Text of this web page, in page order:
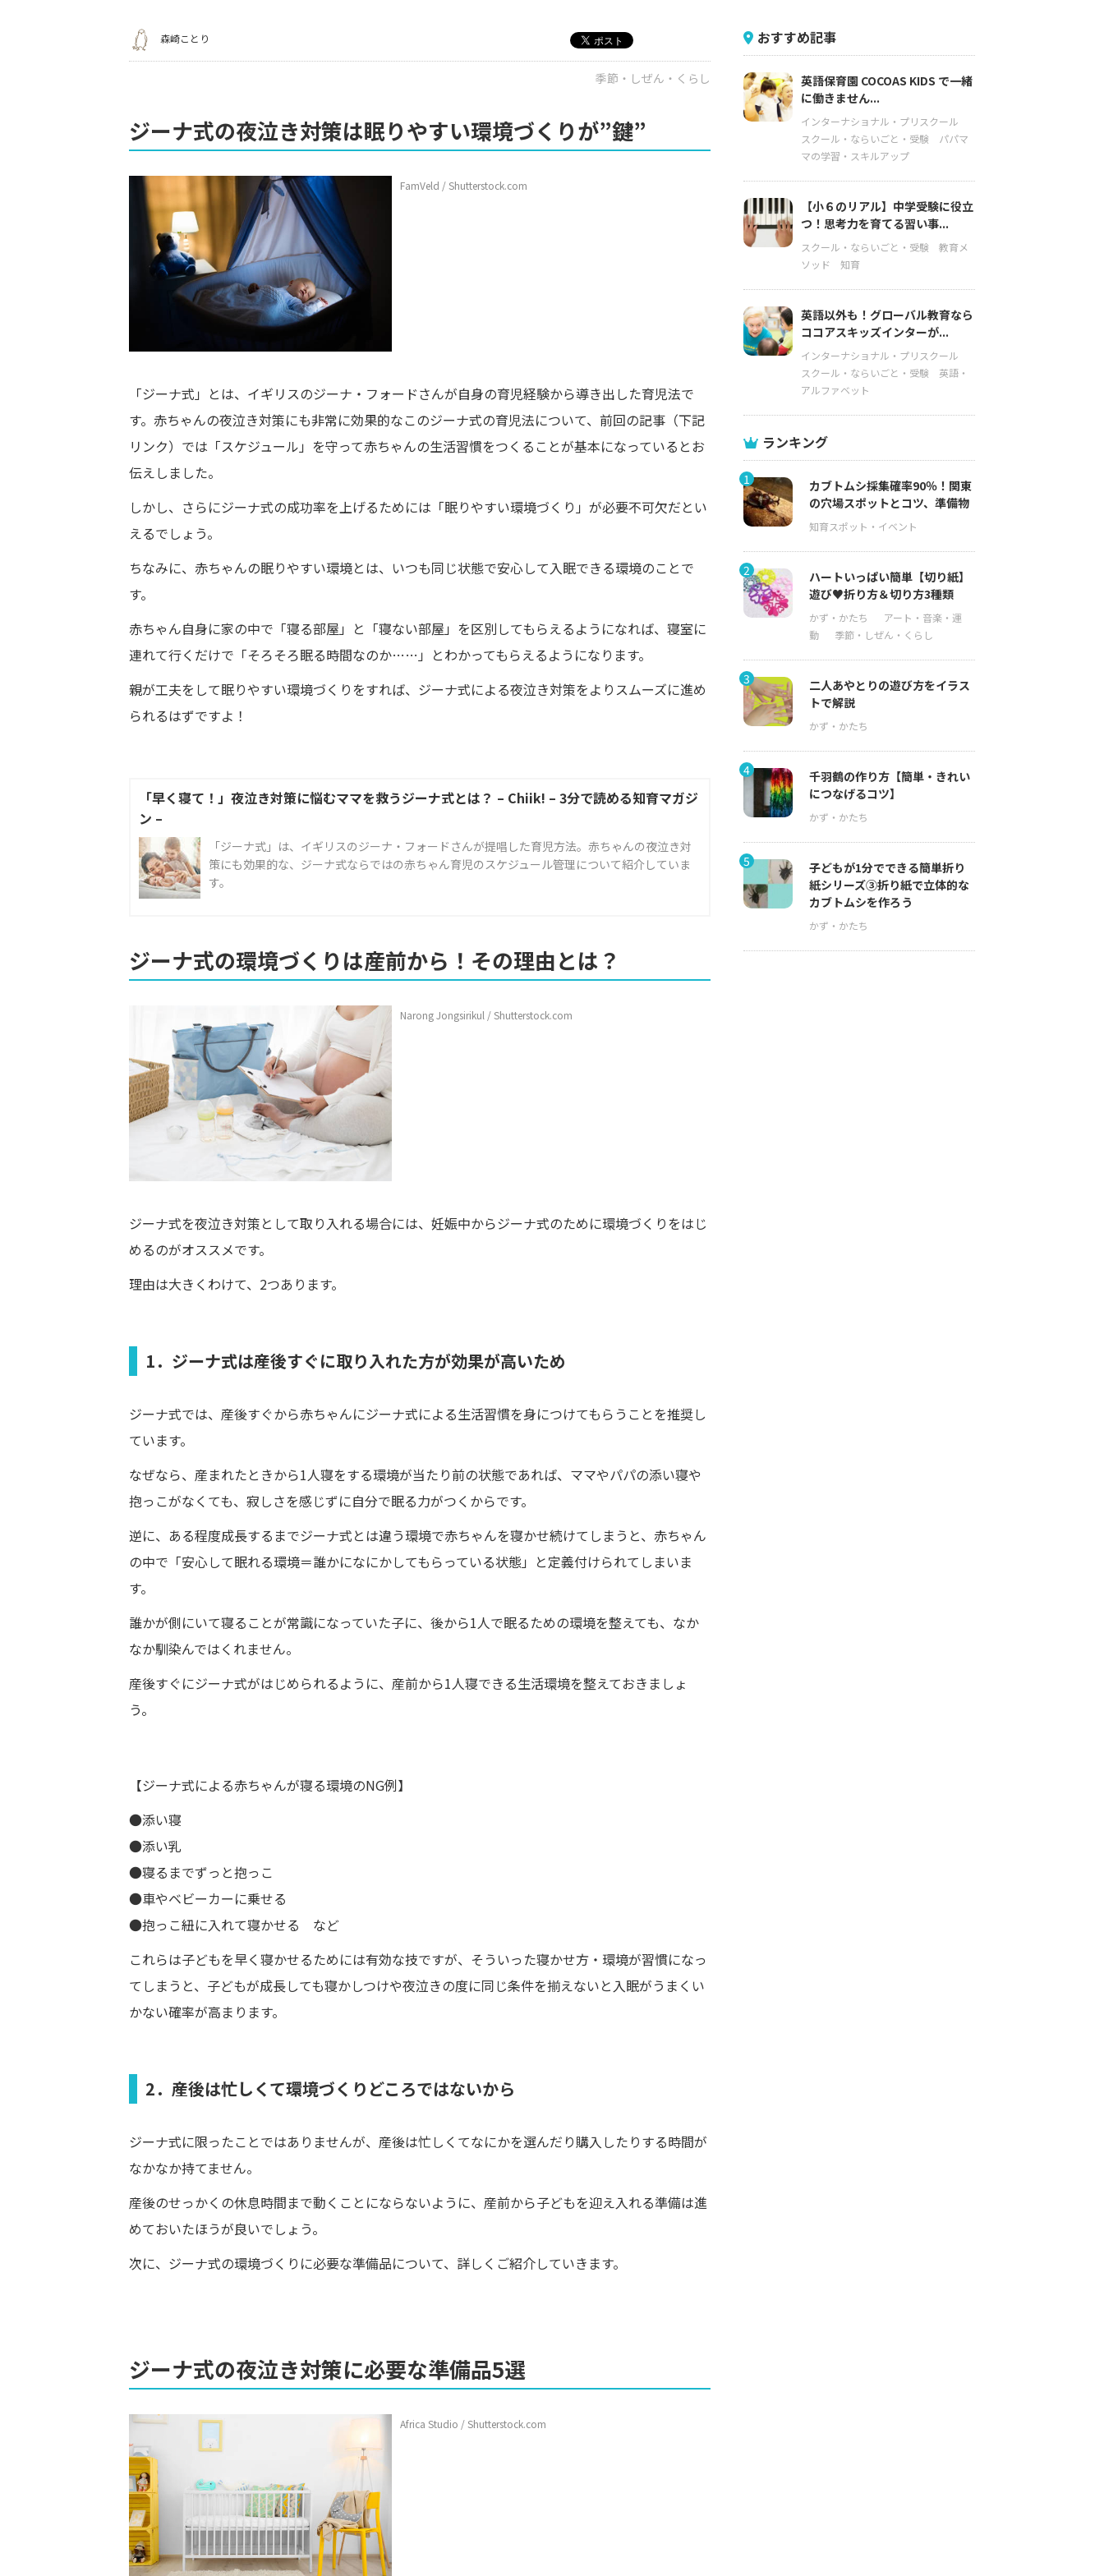
森崎ことり
季節・しぜん・くらし
ジーナ式の夜泣き対策は眠りやすい環境づくりが”鍵”
FamVeld / Shutterstock.com
「ジーナ式」とは、イギリスのジーナ・フォードさんが自身の育児経験から導き出した育児法で
す。赤ちゃんの夜泣き対策にも非常に効果的なこのジーナ式の育児法について、前回の記事（下記
リンク）では「スケジュール」を守って赤ちゃんの生活習慣をつくることが基本になっているとお
伝えしました。
しかし、さらにジーナ式の成功率を上げるためには「眠りやすい環境づくり」が必要不可欠だとい
えるでしょう。
ちなみに、赤ちゃんの眠りやすい環境とは、いつも同じ状態で安心して入眠できる環境のことで
す。
赤ちゃん自身に家の中で「寝る部屋」と「寝ない部屋」を区別してもらえるようになれば、寝室に
連れて行くだけで「そろそろ眠る時間なのか……」とわかってもらえるようになります。
親が工夫をして眠りやすい環境づくりをすれば、ジーナ式による夜泣き対策をよりスムーズに進め
られるはずですよ！
「早く寝て！」夜泣き対策に悩むママを救うジーナ式とは？ – Chiik! – 3分で読める知育マガジ
ン –
「ジーナ式」は、イギリスのジーナ・フォードさんが提唱した育児方法。赤ちゃんの夜泣き対
策にも効果的な、ジーナ式ならではの赤ちゃん育児のスケジュール管理について紹介していま
す。
ジーナ式の環境づくりは産前から！その理由とは？
Narong Jongsirikul / Shutterstock.com
ジーナ式を夜泣き対策として取り入れる場合には、妊娠中からジーナ式のために環境づくりをはじ
めるのがオススメです。
理由は大きくわけて、2つあります。
1．ジーナ式は産後すぐに取り入れた方が効果が高いため
ジーナ式では、産後すぐから赤ちゃんにジーナ式による生活習慣を身につけてもらうことを推奨し
ています。
なぜなら、産まれたときから1人寝をする環境が当たり前の状態であれば、ママやパパの添い寝や
抱っこがなくても、寂しさを感じずに自分で眠る力がつくからです。
逆に、ある程度成長するまでジーナ式とは違う環境で赤ちゃんを寝かせ続けてしまうと、赤ちゃん
の中で「安心して眠れる環境＝誰かになにかしてもらっている状態」と定義付けられてしまいま
す。
誰かが側にいて寝ることが常識になっていた子に、後から1人で眠るための環境を整えても、なか
なか馴染んではくれません。
産後すぐにジーナ式がはじめられるように、産前から1人寝できる生活環境を整えておきましょ
う。
【ジーナ式による赤ちゃんが寝る環境のNG例】
●添い寝
●添い乳
●寝るまでずっと抱っこ
●車やベビーカーに乗せる
●抱っこ紐に入れて寝かせる など
これらは子どもを早く寝かせるためには有効な技ですが、そういった寝かせ方・環境が習慣になっ
てしまうと、子どもが成長しても寝かしつけや夜泣きの度に同じ条件を揃えないと入眠がうまくい
かない確率が高まります。
2．産後は忙しくて環境づくりどころではないから
ジーナ式に限ったことではありませんが、産後は忙しくてなにかを選んだり購入したりする時間が
なかなか持てません。
産後のせっかくの休息時間まで動くことにならないように、産前から子どもを迎え入れる準備は進
めておいたほうが良いでしょう。
次に、ジーナ式の環境づくりに必要な準備品について、詳しくご紹介していきます。
ジーナ式の夜泣き対策に必要な準備品5選
Africa Studio / Shutterstock.com
おすすめ記事
英語保育園 COCOAS KIDS で一緒
に働きません...
インターナショナル・プリスクール
スクール・ならいごと・受験
パパマ
マの学習・スキルアップ
【小６のリアル】中学受験に役立
つ！思考力を育てる習い事...
スクール・ならいごと・受験
教育メ
ソッド
知育
英語以外も！グローバル教育なら
ココアスキッズインターが...
インターナショナル・プリスクール
スクール・ならいごと・受験
英語・
アルファベット
ランキング
1
カブトムシ採集確率90％！関東
の穴場スポットとコツ、準備物
2
ハートいっぱい簡単【切り紙】
遊び♥折り方＆切り方3種類
3
二人あやとりの遊び方をイラス
トで解説
4
千羽鶴の作り方【簡単・きれい
につなげるコツ】
5
子どもが1分でできる簡単折り
紙シリーズ③折り紙で立体的な
カブトムシを作ろう